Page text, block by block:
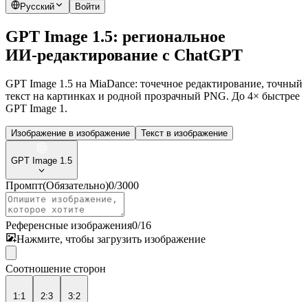
Русский Войти
GPT Image 1.5: региональное
ИИ‑редактирование с ChatGPT
GPT Image 1.5 на MiaDance: точечное редактирование, точный
текст на картинках и родной прозрачный PNG. До 4× быстрее
GPT Image 1.
Изображение в изображение Текст в изображение
GPT Image 1.5
Промпт(Обязательно)0/3000
Референсные изображения0/16
Нажмите, чтобы загрузить изображение
Соотношение сторон
1:1 2:3 3:2